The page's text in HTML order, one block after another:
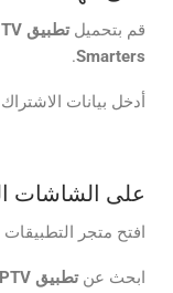
قم بتحميلتطبيق
Smarters
.
أدخل بيانات الاشتراك
على الشاشات
افتح متجر
ابحث عنتطبيق